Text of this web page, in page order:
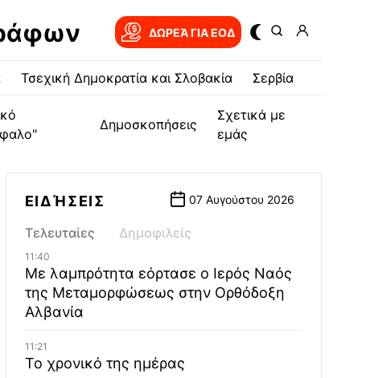
ΔΩΡΕΆ ΓΙΑ EOΔ
Τσεχική Δημοκρατία και Σλοβακία Σερβία
Δημοσκοπήσεις
Σχετικά με
εμάς
ΕΙΔΉΣΕΙΣ 07 Αυγούστου 2026
Τελευταίες Δημοφιλείς
11:40
Με λαμπρότητα εόρτασε ο Ιερός Ναός
της Μεταμορφώσεως στην Ορθόδοξη
Αλβανία
11:21
Το χρονικό της ημέρας